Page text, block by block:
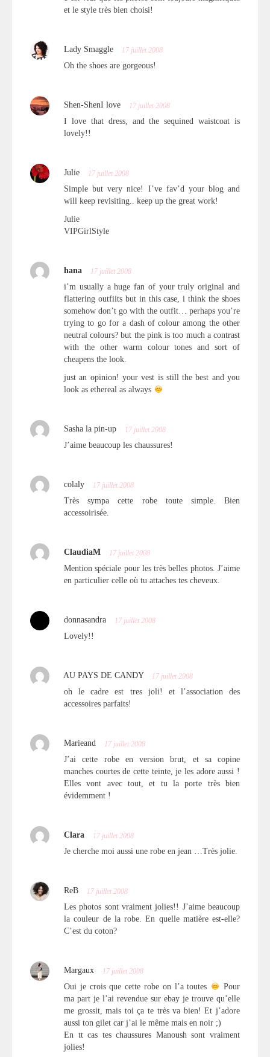
et le style très bien choisi!
Lady Smaggle 17 juillet 2008
Oh the shoes are gorgeous!
Shen-ShenI love 17 juillet 2008
I love that dress, and the sequined waistcoat is
lovely!!
Julie 17 juillet 2008
Simple but very nice! I’ve fav’d your blog and
will keep revisiting.. keep up the great work!
Julie
VIPGirlStyle
hana 17 juillet 2008
i’m usually a huge fan of your truly original and
flattering outfiits but in this case, i think the shoes
somehow don’t go with the outfit… perhaps you’re
trying to go for a dash of colour among the other
neutral colours? but the pink is too much a contrast
with the other warm colour tones and sort of
cheapens the look.
just an opinion! your vest is still the best and you
look as ethereal as always
Sasha la pin-up 17 juillet 2008
J’aime beaucoup les chaussures!
colaly 17 juillet 2008
Très sympa cette robe toute simple. Bien
accessoirisée.
ClaudiaM 17 juillet 2008
Mention spéciale pour les très belles photos. J’aime
en particulier celle où tu attaches tes cheveux.
donnasandra 17 juillet 2008
Lovely!!
AU PAYS DE CANDY 17 juillet 2008
oh le cadre est tres joli! et l’association des
accessoires parfaits!
Marieand 17 juillet 2008
J’ai cette robe en version brut, et sa copine
manches courtes de cette teinte, je les adore aussi !
Elles vont avec tout, et tu la porte très bien
évidemment !
Clara 17 juillet 2008
Je cherche moi aussi une robe en jean …Très jolie.
ReB 17 juillet 2008
Les photos sont vraiment jolies!! J’aime beaucoup
la couleur de la robe. En quelle matière est-elle?
C’est du coton?
Margaux 17 juillet 2008
Oui je crois que cette robe on l’a toutes
Pour
ma part je l’ai revendue sur ebay je trouve qu’elle
me grossit, mais toi ça te très va bien! Et j’adore
aussi ton gilet car j’ai le même mais en noir ;)
En tt cas tes chaussures Manoush sont vraiment
jolies!